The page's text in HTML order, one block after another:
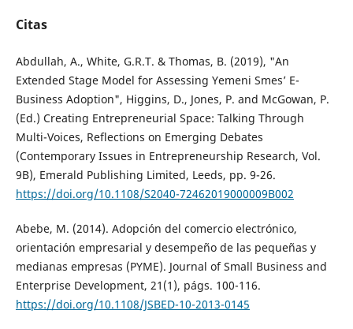
Citas
Abdullah, A., White, G.R.T. & Thomas, B. (2019), "An
Extended Stage Model for Assessing Yemeni Smes’ E-
Business Adoption", Higgins, D., Jones, P. and McGowan, P.
(Ed.) Creating Entrepreneurial Space: Talking Through
Multi-Voices, Reflections on Emerging Debates
(Contemporary Issues in Entrepreneurship Research, Vol.
9B), Emerald Publishing Limited, Leeds, pp. 9-26.
https://doi.org/10.1108/S2040-72462019000009B002
Abebe, M. (2014). Adopción del comercio electrónico,
orientación empresarial y desempeño de las pequeñas y
medianas empresas (PYME). Journal of Small Business and
Enterprise Development, 21(1), págs. 100-116.
https://doi.org/10.1108/JSBED-10-2013-0145